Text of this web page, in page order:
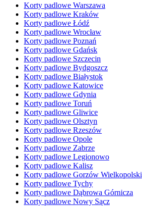
Korty padlowe Warszawa
Korty padlowe Kraków
Korty padlowe Łódź
Korty padlowe Wrocław
Korty padlowe Poznań
Korty padlowe Gdańsk
Korty padlowe Szczecin
Korty padlowe Bydgoszcz
Korty padlowe Białystok
Korty padlowe Katowice
Korty padlowe Gdynia
Korty padlowe Toruń
Korty padlowe Gliwice
Korty padlowe Olsztyn
Korty padlowe Rzeszów
Korty padlowe Opole
Korty padlowe Zabrze
Korty padlowe Legionowo
Korty padlowe Kalisz
Korty padlowe Gorzów Wielkopolski
Korty padlowe Tychy
Korty padlowe Dąbrowa Górnicza
Korty padlowe Nowy Sącz